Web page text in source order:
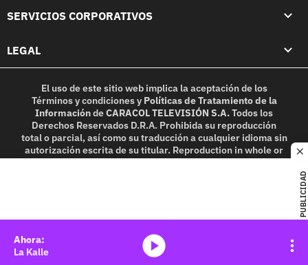
PUBLICIDAD
SERVICIOS CORPORATIVOS
LEGAL
El uso de este sitio web implica la aceptación de los
Términos y condicionesy Políticas de Tratamiento de la
InformacióndeCARACOL TELEVISIÓN S.A.Todos los
Derechos Reservados D.R.A. Prohibida su reproducción
total o parcial, así como su traducción a cualquier idioma sin
autorización escrita de su titular. Reproduction in whole or
in part, or translation without written permission is
La Kalle